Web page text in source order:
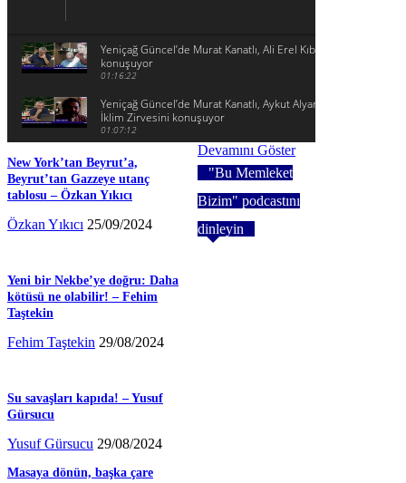
Yeniçağ Güncel’de Murat Kanatlı, Ali Erel Kıbrıs sorununu
konuşuyor
01:16:22
Yeniçağ Güncel’de Murat Kanatlı, Aykut Alyanak ile Halkların
İklim Zirvesini konuşuyor
01:07:12
New York’tan Beyrut’a,
Beyrut’tan Gazzeye utanç
tablosu – Özkan Yıkıcı
Özkan Yıkıcı 25/09/2024
Yeni bir Nekbe’ye doğru: Daha
kötüsü ne olabilir! – Fehim
Taştekin
Fehim Taştekin 29/08/2024
Su savaşları kapıda! – Yusuf
Gürsucu
Yusuf Gürsucu 29/08/2024
Masaya dönün, başka çare
Devamını Göster
"Bu Memleket
Bizim" podcastını
dinleyin